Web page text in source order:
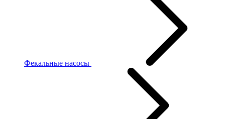
Фекальные насосы